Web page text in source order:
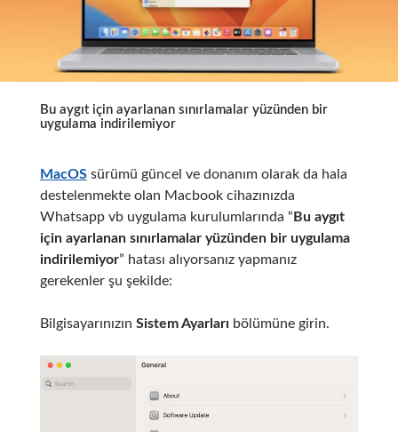
Bu aygıt için ayarlanan sınırlamalar yüzünden bir
uygulama indirilemiyor
MacOSsürümü güncel ve donanım olarak da hala
destelenmekte olan Macbook cihazınızda
Whatsapp vb uygulama kurulumlarında “ Bu aygıt
için ayarlanan sınırlamalar yüzünden bir uygulama
indirilemiyor” hatası alıyorsanız yapmanız
gerekenler şu şekilde:
Bilgisayarınızın Sistem Ayarları bölümüne girin.